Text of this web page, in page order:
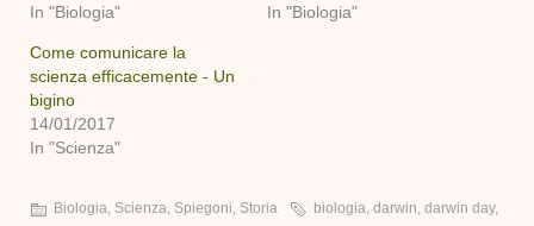
In "Biologia"
In "Biologia"
Come comunicare la
scienza efficacemente - Un
bigino
14/01/2017
In "Scienza"
Biologia Scienza Spiegoni Storia biologia darwin darwin day,